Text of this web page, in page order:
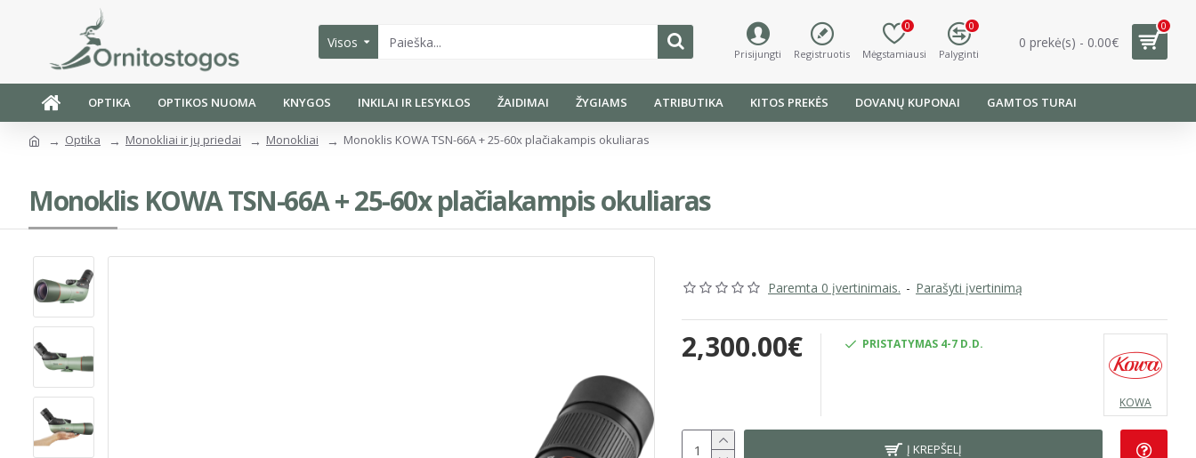
Visos
Prisijungti Registruotis Mėgstamiausi
0
Palyginti
0
0 prekė(s) - 0.00€
0
OPTIKA OPTIKOS NUOMA KNYGOS INKILAI IR LESYKLOS ŽAIDIMAI ŽYGIAMS ATRIBUTIKA KITOS PREKĖS DOVANŲ KUPONAI GAMTOS TURAI
Optika Monokliai ir jų priedai Monokliai Monoklis KOWA TSN-66A + 25-60x plačiakampis okuliaras
Monoklis KOWA TSN-66A + 25-60x plačiakampis okuliaras
Paremta 0 įvertinimais. - Parašyti įvertinimą
2,300.00€ PRISTATYMAS 4-7 D.D.
KOWA
Į KREPŠELĮ